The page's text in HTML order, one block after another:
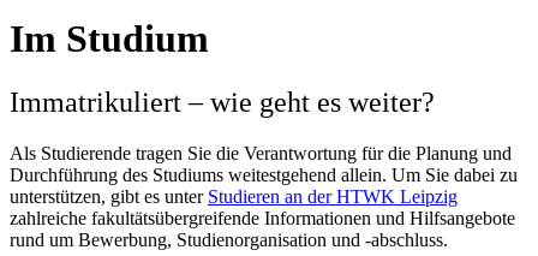
Im Studium
Immatrikuliert – wie geht es weiter?
Als Studierende tragen Sie die Verantwortung für die Planung und
Durchführung des Studiums weitestgehend allein. Um Sie dabei zu
unterstützen, gibt es unter Studieren an der HTWK Leipzig
zahlreiche fakultätsübergreifende Informationen und Hilfsangebote
rund um Bewerbung, Studienorganisation und -abschluss.